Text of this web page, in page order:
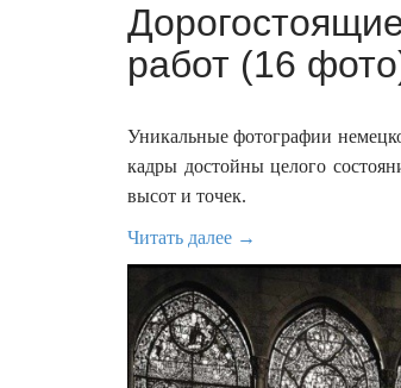
работ (16
Уникальные фотографии
кадры достойны целого
высот и точек.
Читать далее →